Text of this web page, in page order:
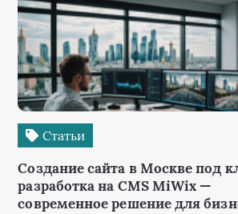
Статьи
Создание сайта в Москве под
разработка на CMS MiWix —
современное решение для